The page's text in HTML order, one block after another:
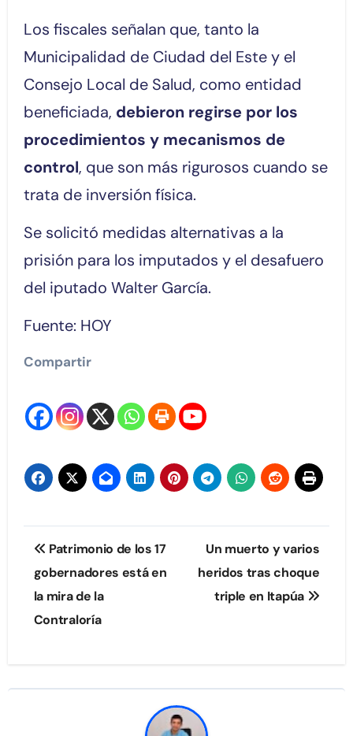
Los fiscales señalan que, tanto la
Municipalidad de Ciudad del Este y el
Consejo Local de Salud, como entidad
beneficiada, debieron regirse por los
procedimientos y mecanismos de
control, que son más rigurosos cuando se
trata de inversión física.
Se solicitó medidas alternativas a la
prisión para los imputados y el desafuero
del iputado Walter García.
Fuente: HOY
Compartir
Navegación
de
entradas
Patrimonio de los 17
gobernadores está en
la mira de la
Contraloría
Un muerto y varios
heridos tras choque
triple en Itapúa